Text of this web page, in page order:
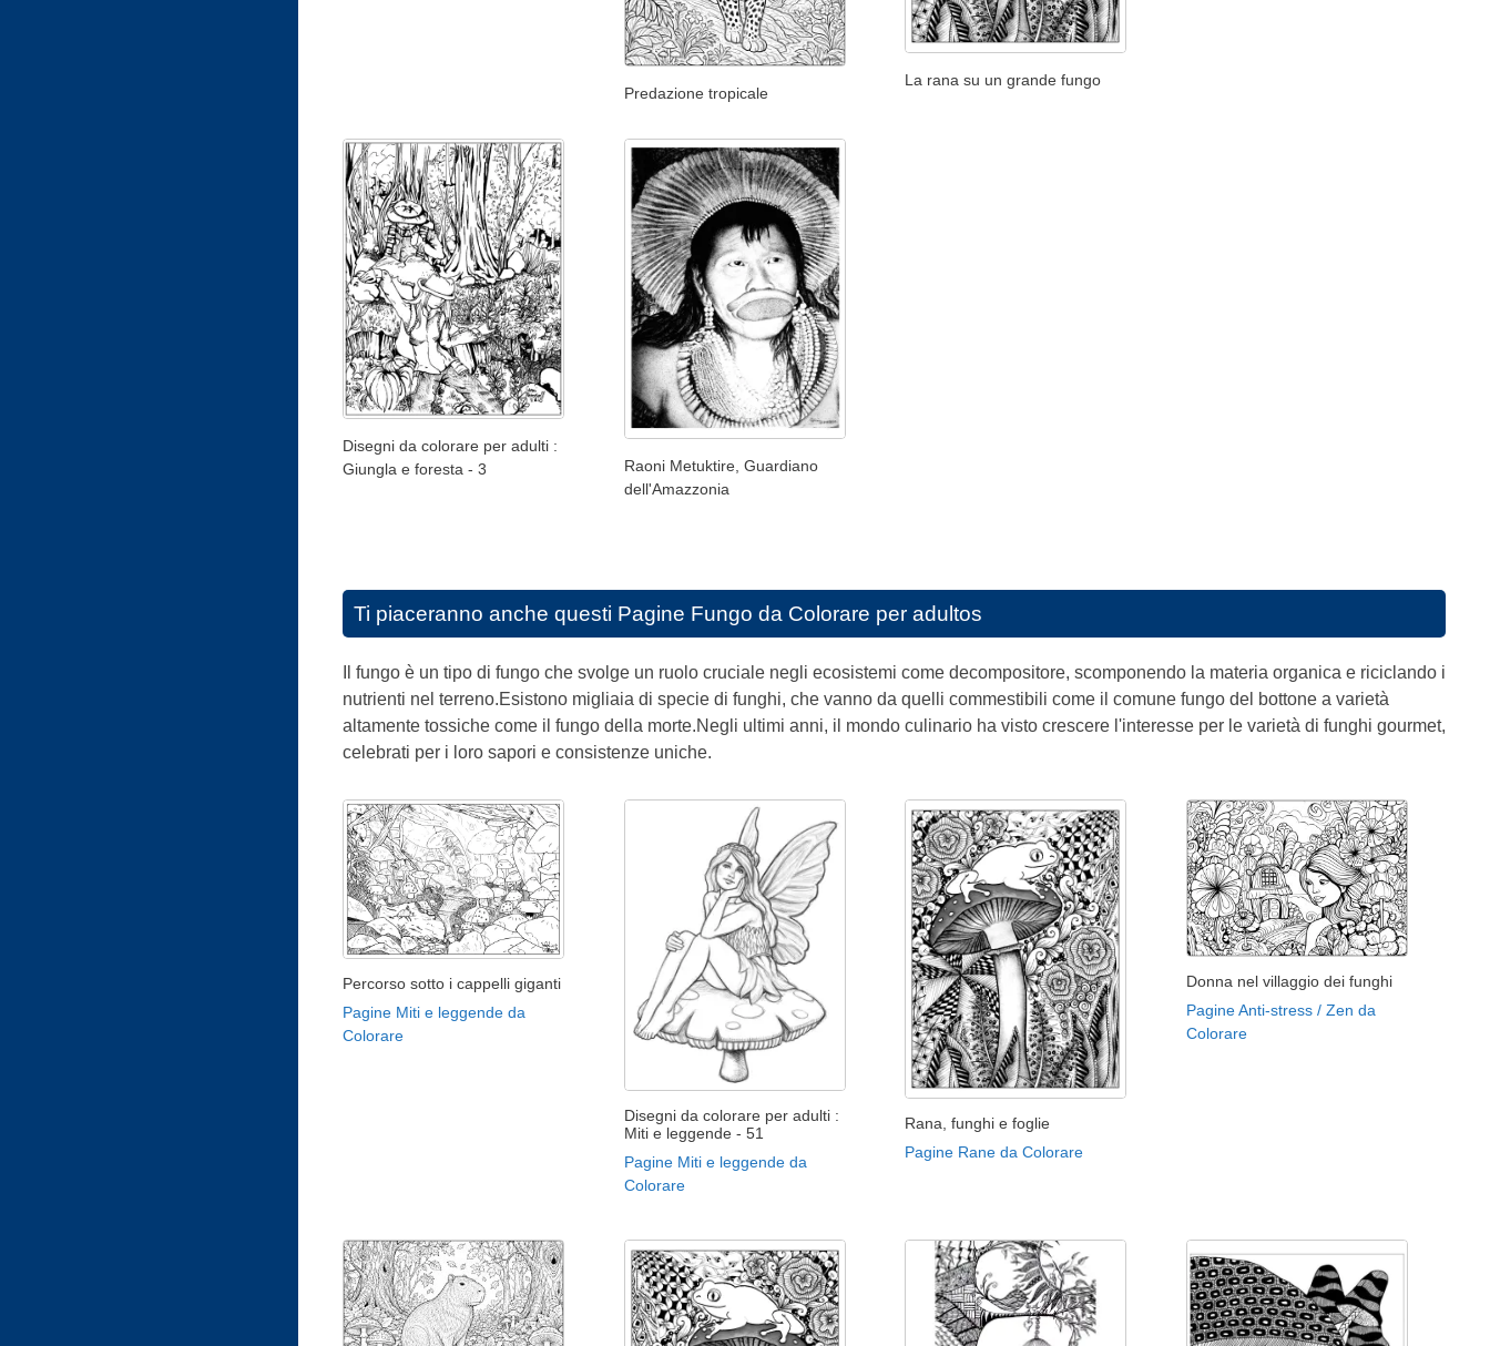
Predazione tropicale
La rana su un grande fungo
Disegni da colorare per adulti :
Giungla e foresta - 3
Raoni Metuktire, Guardiano
dell'Amazzonia
Ti piaceranno anche questi Pagine Fungo da Colorare per adultos
Il fungo è un tipo di fungo che svolge un ruolo cruciale negli ecosistemi come decompositore, scomponendo la materia organica e riciclando i
nutrienti nel terreno.Esistono migliaia di specie di funghi, che vanno da quelli commestibili come il comune fungo del bottone a varietà
altamente tossiche come il fungo della morte.Negli ultimi anni, il mondo culinario ha visto crescere l'interesse per le varietà di funghi gourmet,
celebrati per i loro sapori e consistenze uniche.
Percorso sotto i cappelli giganti
Pagine Miti e leggende da
Colorare
Disegni da colorare per adulti :
Miti e leggende - 51
Pagine Miti e leggende da
Colorare
Rana, funghi e foglie
Pagine Rane da Colorare
Donna nel villaggio dei funghi
Pagine Anti-stress / Zen da
Colorare